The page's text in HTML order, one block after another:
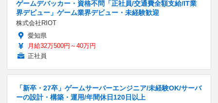
ゲームデバッカー・資格不問「正社員/交通費全額支給/IT業
界デビュー」ゲーム業界デビュー・未経験歓迎
株式会社RIOT
愛知県
月給32万500円～40万円
正社員
「新卒・27卒」ゲームサーバーエンジニア/未経験OK/サーバ
ーの設計・構築・運用/年間休日120日以上